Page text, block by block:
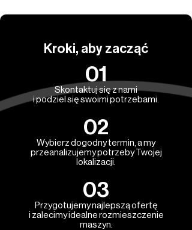
Kroki, aby zacząć
01
Skontaktuj się z nami
i podziel się swoimi potrzebami.
02
Wybierz dogodny termin, a my
przeanalizujemy potrzeby Twojej
lokalizacji.
03
Przygotujemy najlepszą ofertę
i zalecimy idealne rozmieszczenie
maszyn.